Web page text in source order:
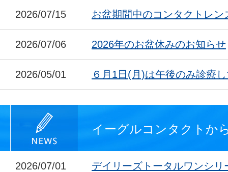
2026/07/15 お盆期間中のコンタクトレン
2026/07/06 2026年のお盆休みのお知らせ
2026/05/01 ６月1日(月)は午後のみ診療
イーグルコンタクトか
2026/07/01
デイリーズトータルワンシ